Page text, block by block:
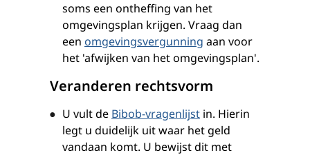
soms een ontheffing van het
omgevingsplan krijgen. Vraag dan
een omgevingsvergunning aan voor
het 'afwijken van het omgevingsplan'.
Veranderen rechtsvorm
U vult de Bibob-vragenlijst in. Hierin
legt u duidelijk uit waar het geld
vandaan komt. U bewijst dit met